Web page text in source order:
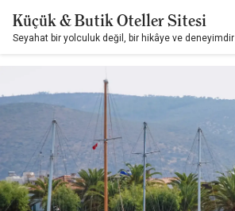
Küçük & Butik Oteller Sitesi
Seyahat bir yolculuk değil, bir hikâye ve deneyimdir